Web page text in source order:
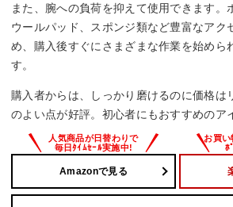
また、腕への負荷を抑えて使用できます。
ウールパッド、スポンジ類など豊富なアク
め、購入後すぐにさまざまな作業を始めら
す。
購入者からは、しっかり磨けるのに価格は
のよい点が好評。初心者にもおすすめのア
Amazonで見る